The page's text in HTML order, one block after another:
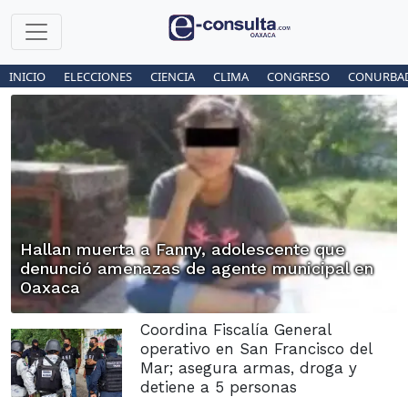
INICIO ELECCIONES CIENCIA CLIMA CONGRESO
Hallan muerta a Fanny, adolescente que
denunció amenazas de agente municipal en
Oaxaca
Coordina Fiscalía General
operativo en San Francisco del
Mar; asegura armas, droga y
detiene a 5 personas